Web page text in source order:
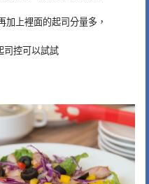
加上裡面的起司分量多，
司控可以試試